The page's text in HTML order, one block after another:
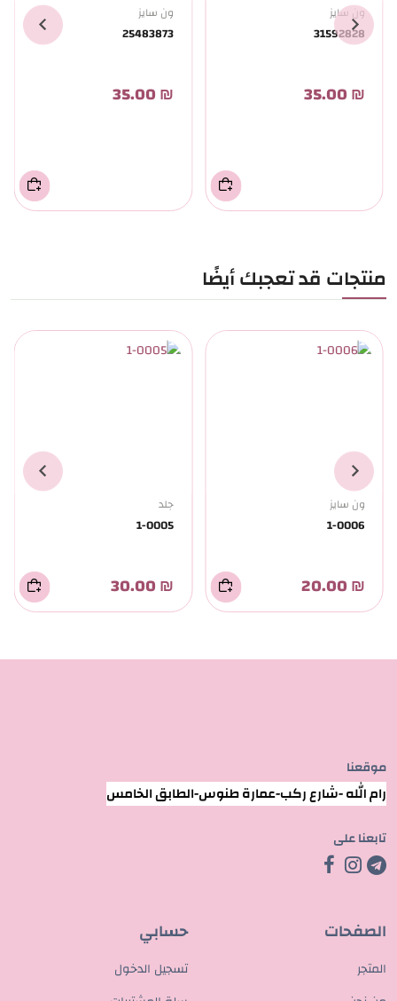
ون سايز
31592828
₪ 35.00
ون سايز
25483873
₪ 35.00
منتجات قد تعجبك أيضًا
ون سايز
1-0006
₪ 20.00
جلد
1-0005
₪ 30.00
موقعنا
رام الله -شارع ركب-عمارة طنوس-الطابق الخامس
تابعنا على
الصفحات
المتجر
حسابي
تسجيل الدخول